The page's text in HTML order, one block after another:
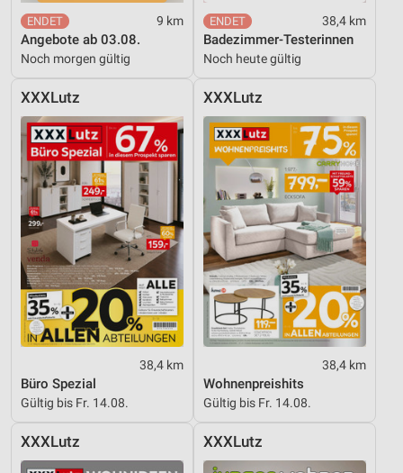
9 km
Angebote ab 03.08.
Noch morgen gültig
38,4 km
Badezimmer-Testerinnen
Noch heute gültig
XXXLutz
38,4 km
Büro Spezial
Gültig bis Fr. 14.08.
XXXLutz
38,4 km
Wohnenpreishits
Gültig bis Fr. 14.08.
XXXLutz XXXLutz
Nicht-IAB-Verarbeitungszwecke:
Notwendig
Funktional
Werbung